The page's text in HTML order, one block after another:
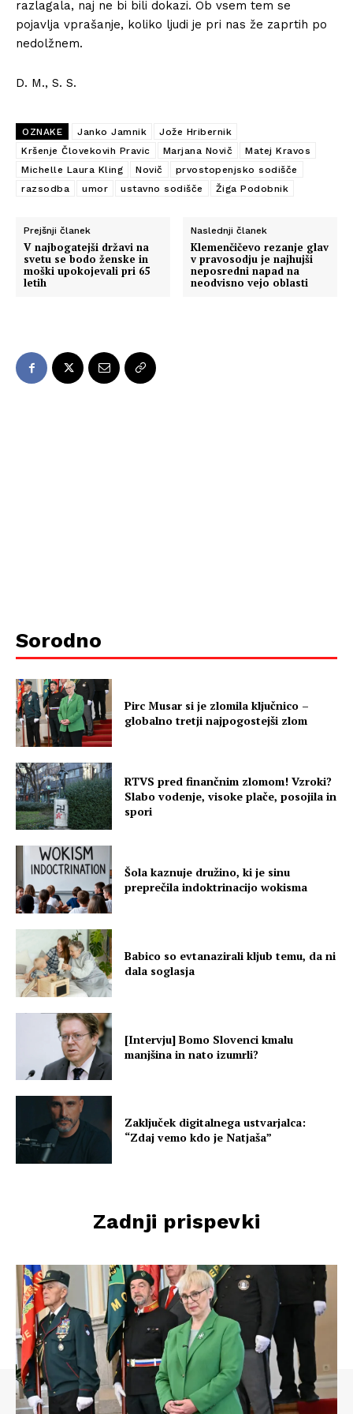
razlagala, naj ne bi bili dokazi. Ob vsem tem se
pojavlja vprašanje, koliko ljudi je pri nas že zaprtih po
nedolžnem.
D. M., S. S.
OZNAKE Janko Jamnik
Jože Hribernik
Kršenje Človekovih Pravic
Marjana Novič
Matej Kravos
Michelle Laura Kling
Novič
prvostopenjsko sodišče
razsodba
umor ustavno sodišče Žiga Podobnik
Prejšnji članek
V najbogatejši državi na
svetu se bodo ženske in
moški upokojevali pri 65
letih
Naslednji članek
Klemenčičevo rezanje glav
v pravosodju je najhujši
neposredni napad na
neodvisno vejo oblasti
Sorodno
Pirc Musar si je zlomila ključnico –
globalno tretji najpogostejši zlom
RTVS pred finančnim zlomom! Vzroki?
Slabo vodenje, visoke plače, posojila in
spori
Šola kaznuje družino, ki je sinu
preprečila indoktrinacijo wokisma
Babico so evtanazirali kljub temu, da ni
dala soglasja
[Intervju] Bomo Slovenci kmalu
manjšina in nato izumrli?
Zaključek digitalnega ustvarjalca:
“Zdaj vemo kdo je Natjaša”
Zadnji prispevki